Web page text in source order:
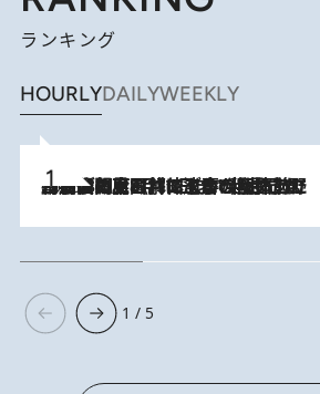
ランキング
HOURLYDAILYWEEKLY
2026.8.8
「最後に見られてよかった」上野動物園の東園パンダ舎が解体前に特別公開。8月16日まで延長されたパネル展と共に辿る“半世紀”のパンダ飼育《解体工事の図面あり》
1 / 5